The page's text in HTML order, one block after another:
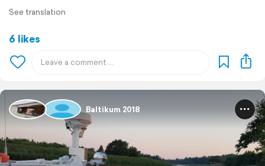
See translation
6 likes
Baltikum 2018